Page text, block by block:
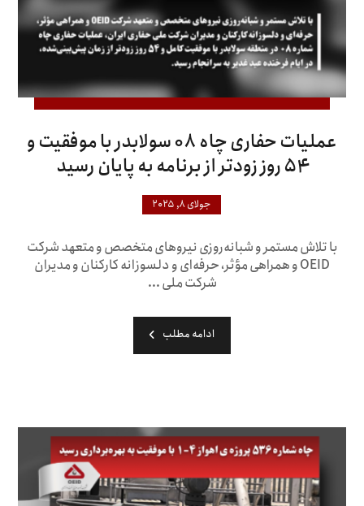
عملیات حفاری چاه ۰۸ سولابدر با موفقیت و
۵۴ روز زودتر از برنامه به پایان رسید
جولای ۸, ۲۰۲۵
با تلاش مستمر و شبانه‌روزی نیروهای متخصص و متعهد شرکت
OEID و همراهی مؤثر، حرفه‌ای و دلسوزانه کارکنان و مدیران
شرکت ملی ...
ادامه مطلب